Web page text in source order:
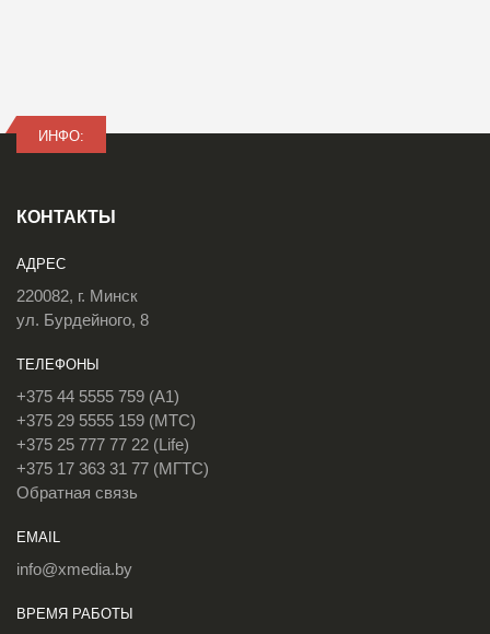
ИНФО:
КОНТАКТЫ
АДРЕС
220082, г. Минск
ул. Бурдейного, 8
ТЕЛЕФОНЫ
+375 44 5555 759 (A1)
+375 29 5555 159 (МТС)
+375 25 777 77 22 (Life)
+375 17 363 31 77 (МГТС)
Обратная связь
EMAIL
info@xmedia.by
ВРЕМЯ РАБОТЫ